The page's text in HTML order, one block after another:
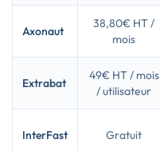
Axonaut
38,80€ HT /
mois
Extrabat
49€ HT / mois
/ utilisateur
InterFast Gratuit